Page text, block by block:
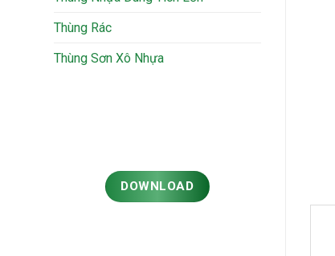
Thùng Rác
Thùng Sơn Xô Nhựa
DOWNLOAD